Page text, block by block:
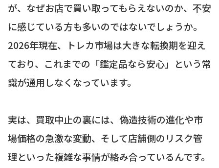
が、なぜお店で買い取ってもらえないのか、不安
に感じている方も多いのではないでしょうか。
2026年現在、トレカ市場は大きな転換期を迎え
ており、これまでの「鑑定品なら安心」という常
識が通用しなくなっています。
実は、買取中止の裏には、偽造技術の進化や市
場価格の急激な変動、そして店舗側のリスク管
理といった複雑な事情が絡み合っているんです。